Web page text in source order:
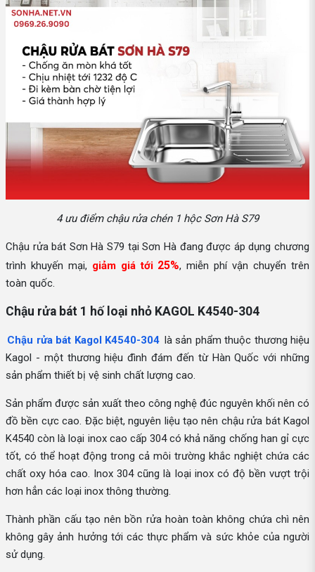
4 ưu điểm chậu rửa chén 1 hộc Sơn Hà S79
Chậu rửa bát Sơn Hà S79 tại Sơn Hà đang được áp dụng chương
trình khuyến mại, giảm giá tới 25%, miễn phí vận chuyển trên
toàn quốc.
Chậu rửa bát 1 hố loại nhỏ KAGOL K4540-304
Chậu rửa bát Kagol K4540-304 là sản phẩm thuộc thương hiệu
Kagol - một thương hiệu đình đám đến từ Hàn Quốc với những
sản phẩm thiết bị vệ sinh chất lượng cao.
Sản phẩm được sản xuất theo công nghệ đúc nguyên khối nên có
đồ bền cực cao. Đặc biệt, nguyên liệu tạo nên chậu rửa bát Kagol
K4540 còn là loại inox cao cấp 304 có khả năng chống han gỉ cực
tốt, có thể hoạt động trong cả môi trường khắc nghiệt chứa các
chất oxy hóa cao. Inox 304 cũng là loại inox có độ bền vượt trội
hơn hẳn các loại inox thông thường.
Thành phần cấu tạo nên bồn rửa hoàn toàn không chứa chì nên
không gây ảnh hưởng tới các thực phẩm và sức khỏe của người
sử dụng.